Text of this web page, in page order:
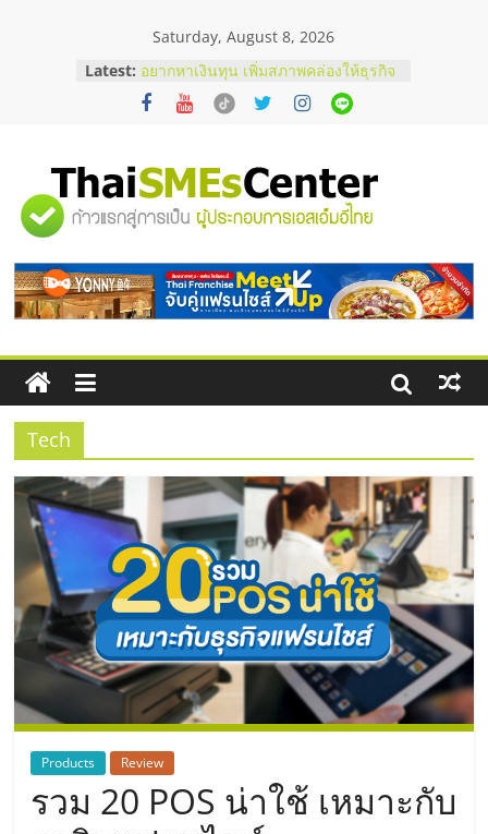
Saturday, August 8, 2026
Latest: อยากหาเงินทุน เพิ่มสภาพคล่องให้ธุรกิจ
เริ่มยังไงให้ผ่านฉลุย
สัมมนาออนไลน์ โอกาสบริหารสถานี
ThaiFranchise Meet Up จับคู่แฟรน
ไชส์ ครั้งที่ 8
ร้านเครื่องเสียงคุณภาพสูง พร้อม
บริษัท Cybersecurity ในไทยที่ไหนดี?
วิธีเลือกผู้ให้บริการให้คุ้มค่าและตอบ
โจทย์ธุรกิจ
"ศูนย์
รวม
ข้อมูล
ธุรกิจ
SME
แห่ง
ประเทศไทย,
ThaiSMEsCenter,
รวม
ธุรกิจ
เอ
Tech
Products Review
รวม 20 POS น่าใช้ เหมาะกับ